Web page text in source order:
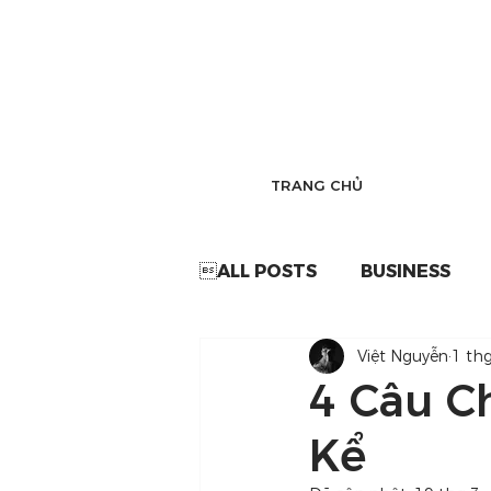
TRANG CHỦ
ALL POSTS BUSINESS
4 Câu
Kể
Việt Nguyễn 1